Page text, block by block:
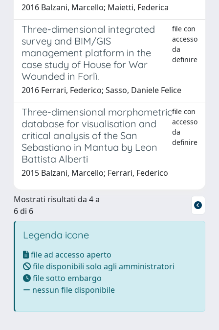
2016 Balzani, Marcello; Maietti, Federica
Three-dimensional integrated
survey and BIM/GIS
management platform in the
case study of House for War
Wounded in Forlì.
file con
accesso
da
definire
2016 Ferrari, Federico; Sasso, Daniele Felice
Three-dimensional morphometric
database for visualisation and
critical analysis of the San
Sebastiano in Mantua by Leon
Battista Alberti
file con
accesso
da
definire
2015 Balzani, Marcello; Ferrari, Federico
Mostrati risultati da 4 a
6 di 6
Legenda icone
file ad accesso aperto
file disponibili solo agli amministratori
file sotto embargo
nessun file disponibile